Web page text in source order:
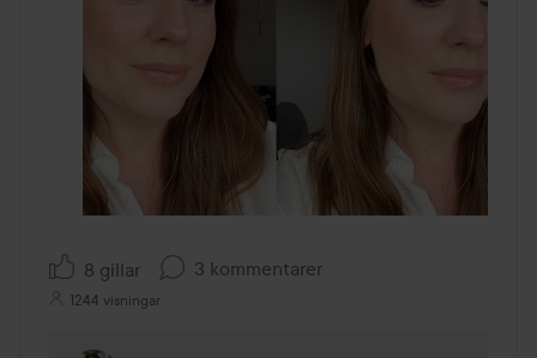
8 gillar 3 kommentarer
1244 visningar